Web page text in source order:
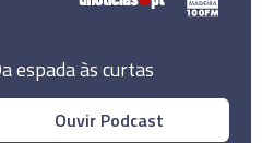
espada às curtas
Ouvir Podcast